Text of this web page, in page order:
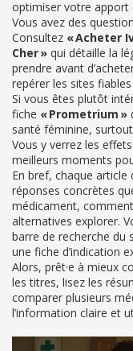
optimiser votre apport
Vous avez des
Consultez « Acheter
Cher » qui détaille la
prendre avant
repérer les sites
Si vous êtes plutôt
fiche « Prometrium »
santé féminine,
Vous y verrez les
meilleurs moments
En bref, chaque article
réponses concrètes
médicament,
alternatives explorer.
barre de recherche du
une fiche d’indication
Alors, prêt·e à mieux
les titres, lisez les
comparer plusieurs
l’information claire et